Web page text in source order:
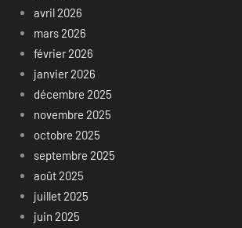
avril 2026
mars 2026
février 2026
janvier 2026
décembre 2025
novembre 2025
octobre 2025
septembre 2025
août 2025
juillet 2025
juin 2025